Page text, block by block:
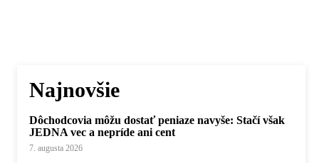
Najnovšie
Dôchodcovia môžu dostať peniaze navyše: Stačí však
JEDNA vec a nepríde ani cent
7. augusta 2026